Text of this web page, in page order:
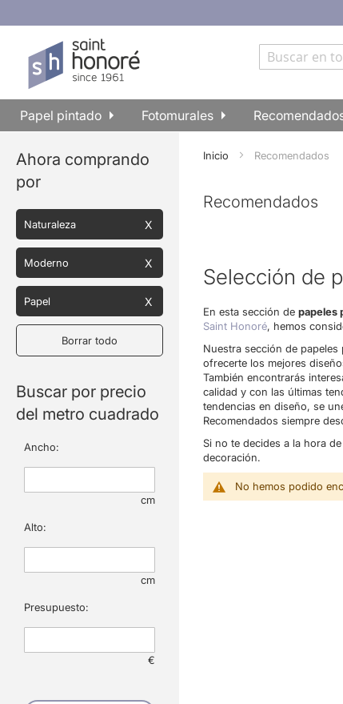
al
contenido
Papel pintado Fotomurales
Inicio Recomendados
Recomendados
Selección de
En esta sección de papeles
Saint Honoré, hemos
Nuestra sección de
ofrecerte los mejores
También encontrarás
calidad y con las últimas
tendencias en diseño, se
Recomendados siempre
Si no te decides a la hora
decoración.
No hemos podido
Buscar por precio
del metro cuadrado
Ancho:
cm
Alto:
cm
Presupuesto:
€
Ahora comprando
por
Naturaleza
Moderno
Papel
Borrar todo